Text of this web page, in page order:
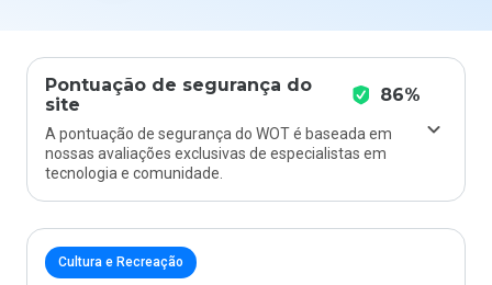
Pontuação de segurança do
site
86%
A pontuação de segurança do WOT é baseada em
nossas avaliações exclusivas de especialistas em
tecnologia e comunidade.
Cultura e Recreação